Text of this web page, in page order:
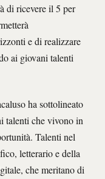
di ricevere il 5 per
e di realizzare
ai giovani talenti
ha sottolineato
talenti che vivono in
Talenti nel
letterario e della
che meritano di